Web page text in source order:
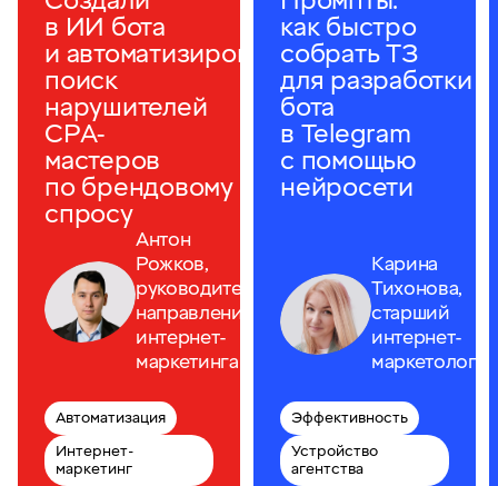
в ИИ бота
и автоматизировали
поиск
нарушителей
CPA-
мастеров
по брендовому
спросу
Антон
Рожков,
руководитель
направления
интернет-
маркетинга
Автоматизация
Интернет-
маркетинг
как быстро
собрать ТЗ
для разработки
бота
в Telegram
с помощью
нейросети
Карина
Тихонова,
старший
интернет-
маркетолог
Эффективность
Устройство
агентства